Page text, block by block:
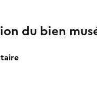
du bien